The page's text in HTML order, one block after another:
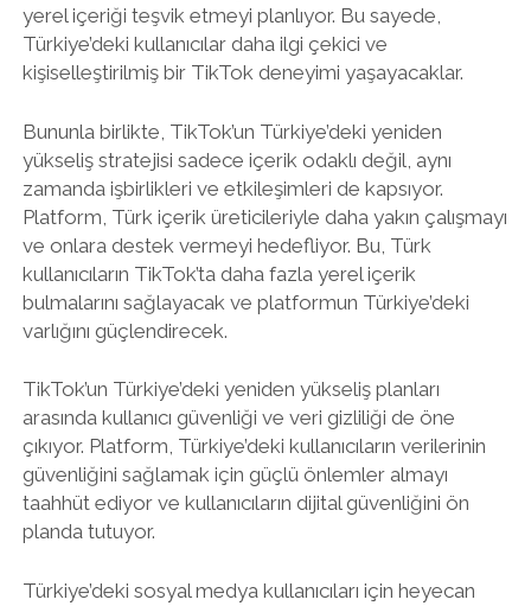
yerel içeriği teşvik etmeyi planlıyor. Bu sayede,
Türkiye’deki kullanıcılar daha ilgi çekici ve
kişiselleştirilmiş bir TikTok deneyimi yaşayacaklar.
Bununla birlikte, TikTok’un Türkiye’deki yeniden
yükseliş stratejisi sadece içerik odaklı değil, aynı
zamanda işbirlikleri ve etkileşimleri de kapsıyor.
Platform, Türk içerik üreticileriyle daha yakın çalışmayı
ve onlara destek vermeyi hedefliyor. Bu, Türk
kullanıcıların TikTok’ta daha fazla yerel içerik
bulmalarını sağlayacak ve platformun Türkiye’deki
varlığını güçlendirecek.
TikTok’un Türkiye’deki yeniden yükseliş planları
arasında kullanıcı güvenliği ve veri gizliliği de öne
çıkıyor. Platform, Türkiye’deki kullanıcıların verilerinin
güvenliğini sağlamak için güçlü önlemler almayı
taahhüt ediyor ve kullanıcıların dijital güvenliğini ön
planda tutuyor.
Türkiye’deki sosyal medya kullanıcıları için heyecan